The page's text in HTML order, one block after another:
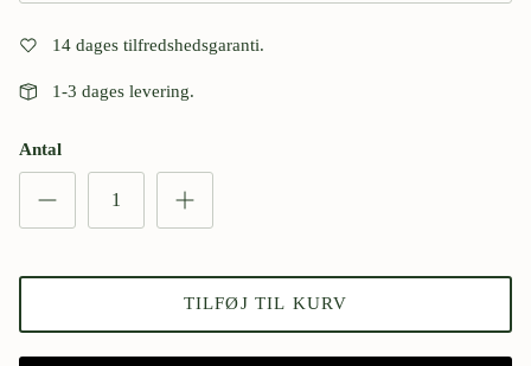
14 dages tilfredshedsgaranti.
1-3 dages levering.
Antal
TILFØJ TIL KURV